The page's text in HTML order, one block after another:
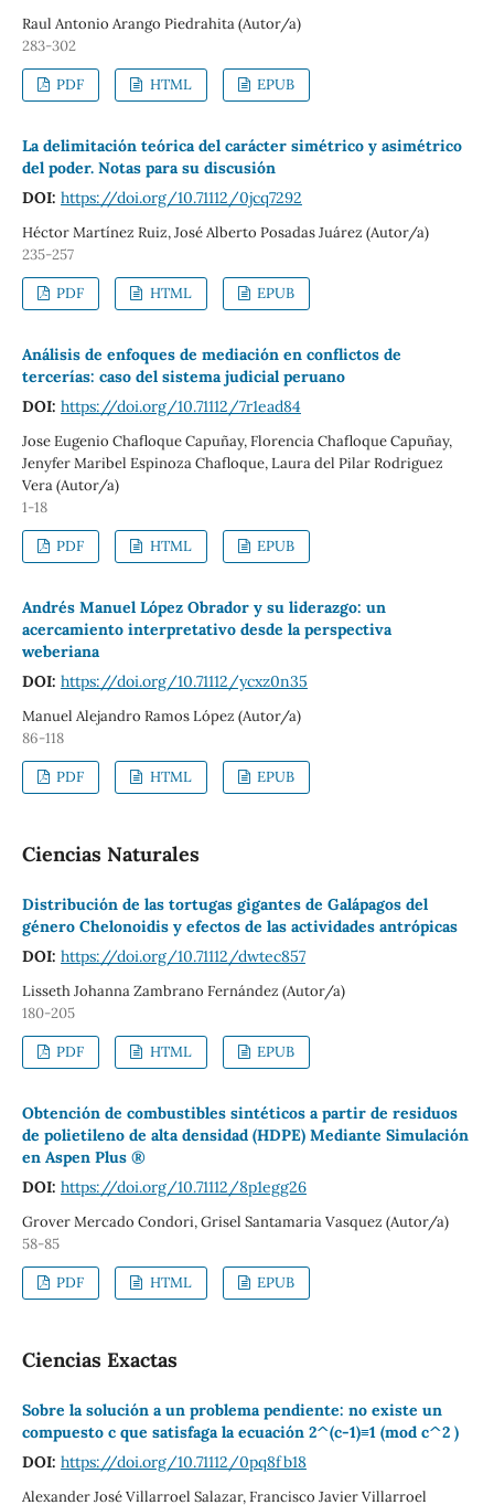
Raul Antonio Arango Piedrahita (Autor/a)
283-302
PDF HTML EPUB
La delimitación teórica del carácter simétrico y asimétrico
del poder. Notas para su discusión
DOI: https://doi.org/10.71112/0jcq7292
Héctor Martínez Ruiz, José Alberto Posadas Juárez (Autor/a)
235-257
PDF HTML EPUB
Análisis de enfoques de mediación en conflictos de
tercerías: caso del sistema judicial peruano
DOI: https://doi.org/10.71112/7r1ead84
Jose Eugenio Chafloque Capuñay, Florencia Chafloque Capuñay,
Jenyfer Maribel Espinoza Chafloque, Laura del Pilar Rodriguez
Vera (Autor/a)
1-18
PDF HTML EPUB
Andrés Manuel López Obrador y su liderazgo: un
acercamiento interpretativo desde la perspectiva
weberiana
DOI: https://doi.org/10.71112/ycxz0n35
Manuel Alejandro Ramos López (Autor/a)
86-118
PDF HTML EPUB
Ciencias Naturales
Distribución de las tortugas gigantes de Galápagos del
género Chelonoidis y efectos de las actividades antrópicas
DOI: https://doi.org/10.71112/dwtec857
Lisseth Johanna Zambrano Fernández (Autor/a)
180-205
PDF HTML EPUB
Obtención de combustibles sintéticos a partir de residuos
de polietileno de alta densidad (HDPE) Mediante Simulación
en Aspen Plus ®
DOI: https://doi.org/10.71112/8p1egg26
Grover Mercado Condori, Grisel Santamaria Vasquez (Autor/a)
58-85
PDF HTML EPUB
Ciencias Exactas
Sobre la solución a un problema pendiente: no existe un
compuesto c que satisfaga la ecuación 2^(c-1)≡1 (mod c^2 )
DOI: https://doi.org/10.71112/0pq8fb18
Alexander José Villarroel Salazar, Francisco Javier Villarroel